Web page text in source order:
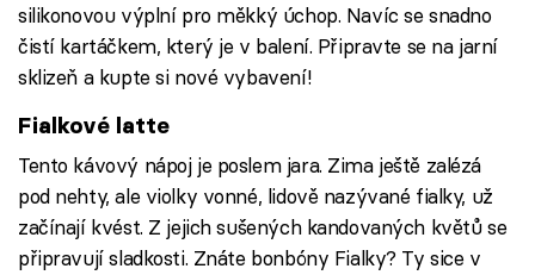
silikonovou výplní pro měkký úchop. Navíc se snadno
čistí kartáčkem, který je v balení. Připravte se na jarní
sklizeň a kupte si nové vybavení!
Fialkové latte
Tento kávový nápoj je poslem jara. Zima ještě zalézá
pod nehty, ale violky vonné, lidově nazývané fialky, už
začínají kvést. Z jejich sušených kandovaných květů se
připravují sladkosti. Znáte bonbóny Fialky? Ty sice v